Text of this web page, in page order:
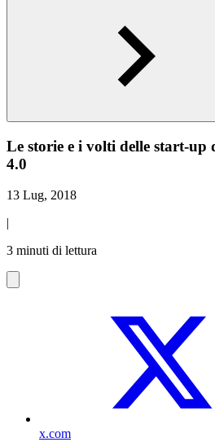
Le storie e i volti delle start-
4.0
13 Lug, 2018
|
3 minuti di lettura
x.com